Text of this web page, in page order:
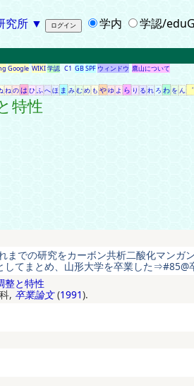
究所 ▼ 学内 学認/
Google WIKI学認 C1 GBSPF ウィンドウ 鷹山について
ねのは ひふへほ ま みむめ も やゆ よ ら り る れ ろ わ を ん ゛
特性
までの研究をカーボン共析二酸化マンガ
てまとめ、山形大学を卒業した⇒#85@
整と特性
, 卒業論文(1991).